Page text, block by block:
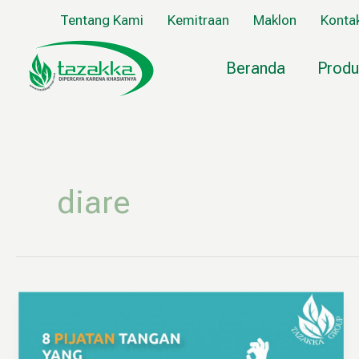
konten
Tentang Kami Kemitraan Maklon
Beranda
diare
Pijatan